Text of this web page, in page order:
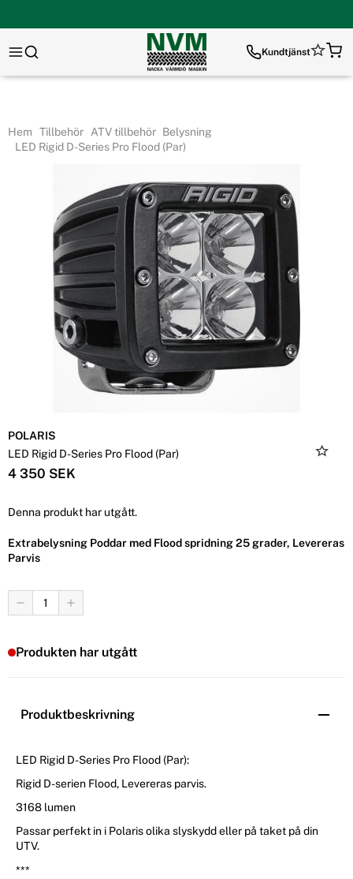
Kundtjänst
Hem Tillbehör ATV tillbehör Belysning
LED Rigid D-Series Pro Flood (Par)
POLARIS
LED Rigid D-Series Pro Flood (Par)
4 350 SEK
Denna produkt har utgått.
Extrabelysning Poddar med Flood spridning 25 grader, Levereras
Parvis
Produkten har utgått
Produktbeskrivning
LED Rigid D-Series Pro Flood (Par):
Rigid D-serien Flood, Levereras parvis.
3168 lumen
Passar perfekt in i Polaris olika slyskydd eller på taket på din
UTV.
***